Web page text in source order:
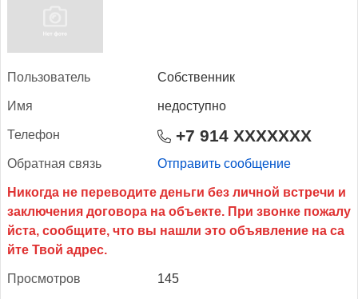
Поль­зо­ватель Собственник
Имя недоступно
Те­лефон +7 914 XXXXXXX
Об­ратная связь Отправить сообщение
Прос­мотров 145